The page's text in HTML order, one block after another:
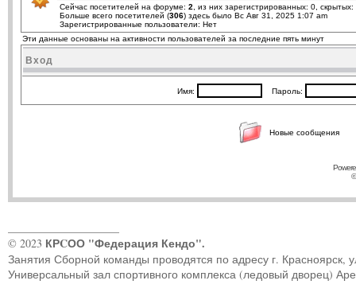
Сейчас посетителей на форуме: 2 , из них зарегистрированных: 0,
Больше всего посетителей (306) здесь было Вс Авг 31, 2025 1:07 am
Зарегистрированные пользователи: Нет
Эти данные основаны на активности пользователей за последние пять минут
Вход
Имя: Пароль:
Новые сообщения
© 2023 КРCОО "Федерация Кендо".
Занятия Сборной команды проводятся по адресу г. Красноярск,
Универсальный зал спортивного комплекса (ледовый дворец)